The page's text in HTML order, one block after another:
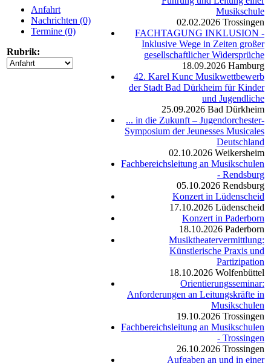
Anfahrt
Nachrichten (0)
Termine (0)
Rubrik:
Musikschule
02.02.2026 Trossingen
FACHTAGUNG INKLUSION -
Inklusive Wege in Zeiten großer
gesellschaftlicher Widersprüche
18.09.2026 Hamburg
42. Karel Kunc Musikwettbewerb
der Stadt Bad Dürkheim für Kinder
und Jugendliche
25.09.2026 Bad Dürkheim
... in die Zukunft – Jugendorchester-
Symposium der Jeunesses Musicales
Deutschland
02.10.2026 Weikersheim
Fachbereichsleitung an Musikschulen
- Rendsburg
05.10.2026 Rendsburg
Konzert in Lüdenscheid
17.10.2026 Lüdenscheid
Konzert in Paderborn
18.10.2026 Paderborn
Musiktheatervermittlung:
Künstlerische Praxis und
Partizipation
18.10.2026 Wolfenbüttel
Orientierungsseminar:
Anforderungen an Leitungskräfte in
Musikschulen
19.10.2026 Trossingen
Fachbereichsleitung an Musikschulen
- Trossingen
26.10.2026 Trossingen
Aufgaben an und in einer